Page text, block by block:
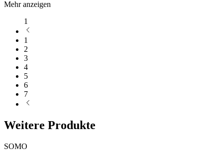
Mehr anzeigen
1
1
2
3
4
5
6
7
Weitere Produkte
SOMO